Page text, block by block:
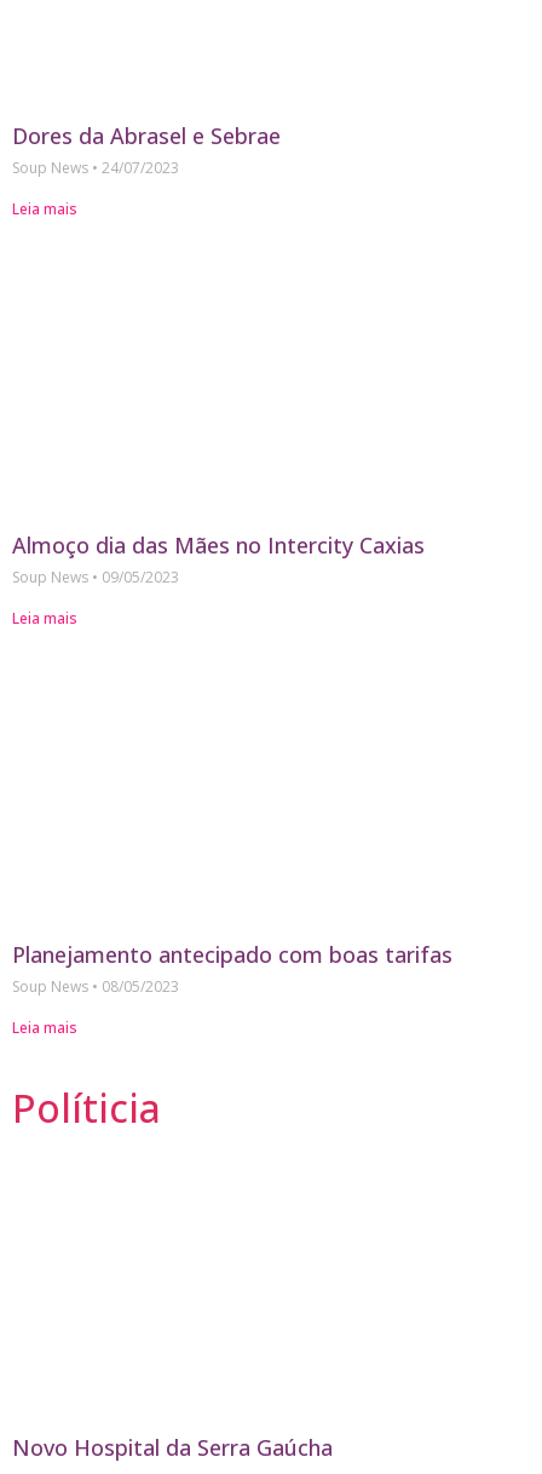
Dores da Abrasel e Sebrae
Soup News
24/07/2023
Leia mais
Almoço dia das Mães no Intercity Caxias
Soup News
09/05/2023
Leia mais
Planejamento antecipado com boas tarifas
Soup News
08/05/2023
Leia mais
Políticia
Novo Hospital da Serra Gaúcha